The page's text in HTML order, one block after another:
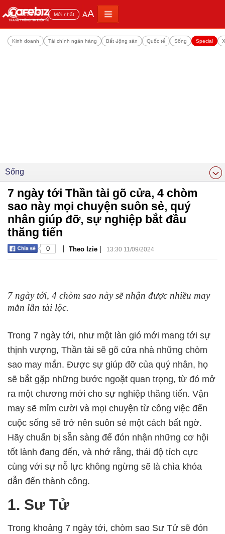
Đọc nhiều Mới nhất AA
Kinh doanh Tài chính ngân hàng Bất động sản Quốc tế Sống Special
Sống
7 ngày tới Thần tài gõ cửa, 4 chòm
sao này mọi chuyện suôn sẻ, quý
nhân giúp đỡ, sự nghiệp bắt đầu
thăng tiến
0 | Theo Izie | 13:30 11/09/2024
7 ngày tới, 4 chòm sao này sẽ nhận được nhiều may
mắn lẫn tài lộc.
Trong 7 ngày tới, như một làn gió mới mang tới sự
thịnh vượng, Thần tài sẽ gõ cửa nhà những chòm
sao may mắn. Được sự giúp đỡ của quý nhân, họ
sẽ bắt gặp những bước ngoặt quan trọng, từ đó mở
ra một chương mới cho sự nghiệp thăng tiến. Vận
may sẽ mỉm cười và mọi chuyện từ công việc đến
cuộc sống sẽ trở nên suôn sẻ một cách bất ngờ.
Hãy chuẩn bị sẵn sàng để đón nhận những cơ hội
tốt lành đang đến, và nhớ rằng, thái độ tích cực
cùng với sự nỗ lực không ngừng sẽ là chìa khóa
dẫn đến thành công.
1. Sư Tử
Trong khoảng 7 ngày tới, chòm sao Sư Tử sẽ đón